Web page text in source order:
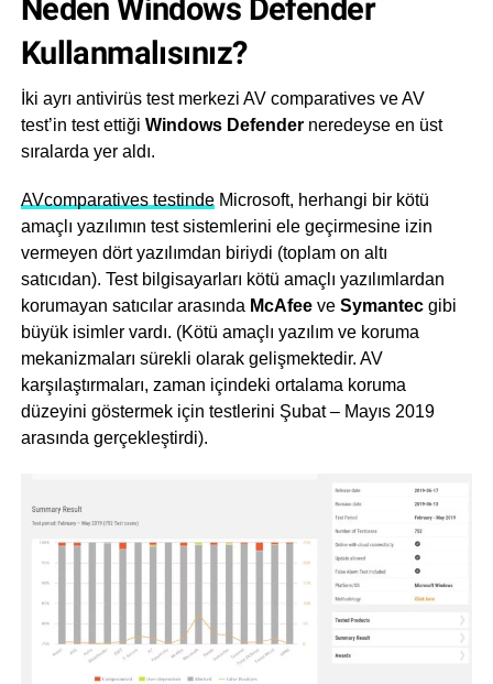
Neden Windows Defender
Kullanmalısınız?
İki ayrı antivirüs test merkezi AV comparatives ve AV
test’in test ettiği Windows Defenderneredeyse en üst
sıralarda yer aldı.
AVcomparatives testindeMicrosoft, herhangi bir kötü
amaçlı yazılımın test sistemlerini ele geçirmesine izin
vermeyen dört yazılımdan biriydi (toplam on altı
satıcıdan). Test bilgisayarları kötü amaçlı yazılımlardan
korumayan satıcılar arasında McAfeeve Symantecgibi
büyük isimler vardı. (Kötü amaçlı yazılım ve koruma
mekanizmaları sürekli olarak gelişmektedir. AV
karşılaştırmaları, zaman içindeki ortalama koruma
düzeyini göstermek için testlerini Şubat – Mayıs 2019
arasında gerçekleştirdi).